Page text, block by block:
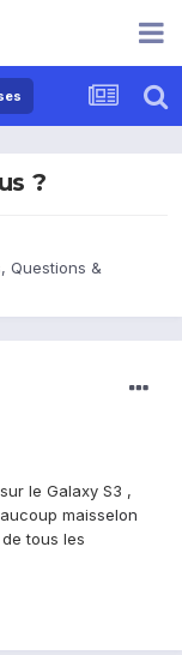
?
Questions &
sur le Galaxy S3 ,
maisselon
tous les